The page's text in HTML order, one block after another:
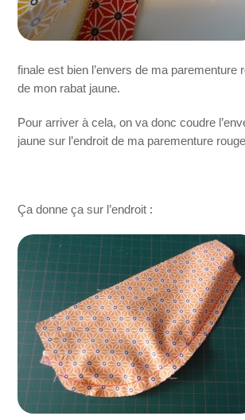
finale est bien l’envers de ma parementure
de mon rabat jaune.
Pour arriver à cela, on va donc coudre
jaune sur l’endroit de ma parementure
Ça donne ça sur l’endroit :